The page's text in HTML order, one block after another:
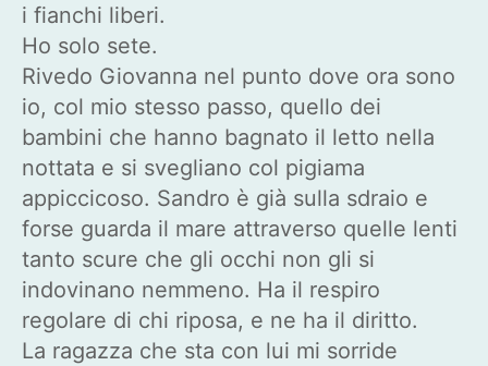
i fianchi liberi.
Ho solo sete.
Rivedo Giovanna nel punto dove ora sono
io, col mio stesso passo, quello dei
bambini che hanno bagnato il letto nella
nottata e si svegliano col pigiama
appiccicoso. Sandro è già sulla sdraio e
forse guarda il mare attraverso quelle lenti
tanto scure che gli occhi non gli si
indovinano nemmeno. Ha il respiro
regolare di chi riposa, e ne ha il diritto.
La ragazza che sta con lui mi sorride